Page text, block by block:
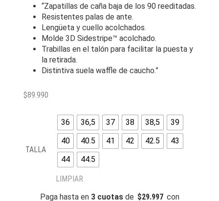
“Zapatillas de caña baja de los 90 reeditadas.
Resistentes palas de ante.
Lengüeta y cuello acolchados.
Molde 3D Sidestripe™ acolchado.
Trabillas en el talón para facilitar la puesta y
la retirada.
Distintiva suela waffle de caucho.”
$89.990
TALLA
36 36,5 37 38 38,5
39
40
40.5 41 42 42.5
43
44
44.5
LIMPIAR
Paga hasta en 3 cuotasde $29.997 con